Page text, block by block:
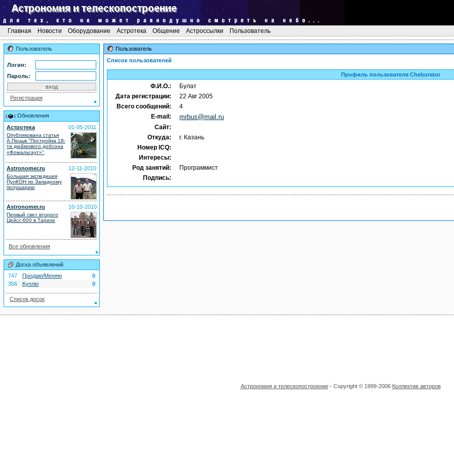
Главная Новости Оборудование Астротека Общение Астроссылки Пользователь
Пользователь
Логин:
Пароль:
Регистрация
Обновления
Астротека
01-05-2011
Опубликована статья
А.Пецык "Постройка 18-
ти дюймового добсона
«Фомальгаут»"
Astronomer.ru 12-11-2010
Большая экспедиция
ПулКОН по Западному
полушарию
Astronomer.ru 10-10-2010
Первый свет второго
Цейсс-600 в Тарихе
Все обновления
Доска объявлений
747
Продаю/Меняю
0
356
Куплю 0
Список досок
Пользователь
Список пользователей
Профиль пользователя Cheburator
Ф.И.О.: Булат
Дата регистрации:
22 Авг 2005
Всего сообщений:
4
E-mail:
mrbus@mail.ru
Сайт:
Откуда:
г. Казань
Номер ICQ:
Интересы:
Род занятий:
Программист
Подпись:
Астрономия и телескопостроение- Copyright © 1999-2006 Коллектив авторов